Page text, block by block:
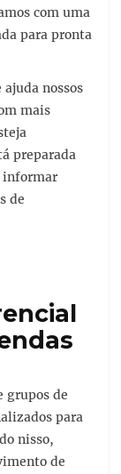
com uma
para pronta
nossos
mais
preparada
informar
de
grupos de
para
nisso,
de